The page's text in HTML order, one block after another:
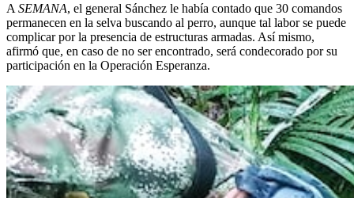
A SEMANA, el general Sánchez le había contado que 30 comandos
permanecen en la selva buscando al perro, aunque tal labor se puede
complicar por la presencia de estructuras armadas. Así mismo,
afirmó que, en caso de no ser encontrado, será condecorado por su
participación en la Operación Esperanza.